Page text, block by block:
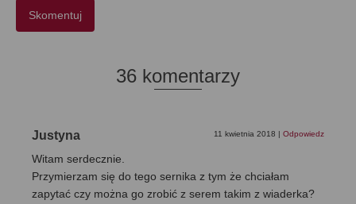
36 komentarzy
Justyna 11 kwietnia 2018 Odpowiedz
Witam serdecznie.
Przymierzam się do tego sernika z tym że chciałam
zapytać czy można go zrobić z serem takim z wiaderka?